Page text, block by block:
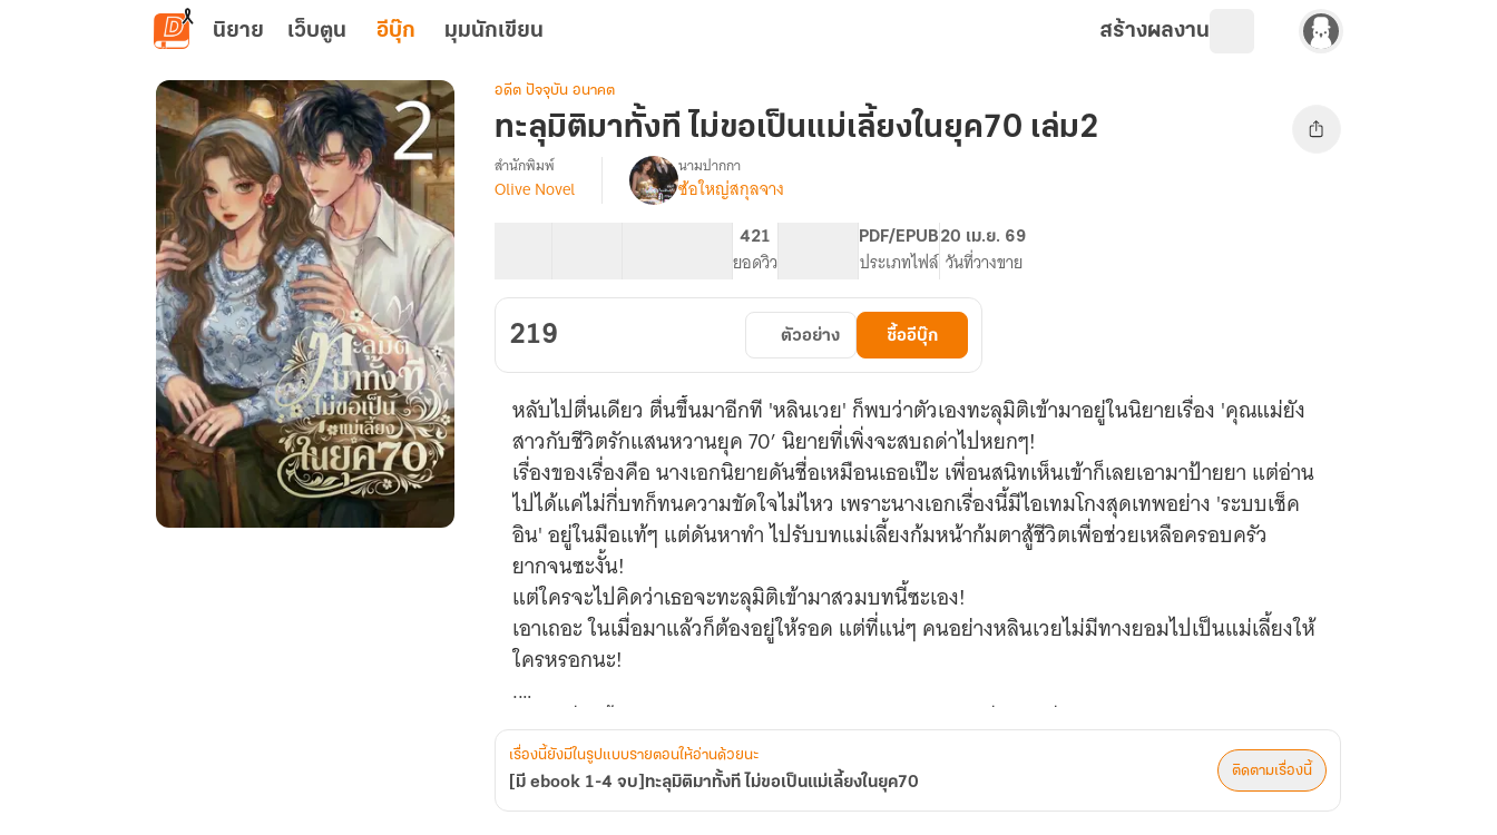
ข้ามไปยังเนื้อหาหลัก
นิยาย เว็บตูน อีบุ๊ก มุมนักเขียน สร้างผลงาน
อดีต ปัจจุบัน อนาคต
ทะลุมิติมาทั้งที ไม่ขอเป็นแม่เลี้ยงในยุค70 เล่ม2
เรื่อง[มี
มิติ
มา
ทั้งที
ไม่
เป็น
แม่
เลี้ยง
ยุค70
สำนักพิมพ์
Olive Novel
นามปากกา
ซ้อใหญ่สกุลจาง
421
ยอดวิว
PDF/EPUB
ประเภทไฟล์
20 เม.ย. 69
วันที่วางขาย
219 ตัวอย่าง ซื้ออีบุ๊ก
หลับไปตื่นเดียว ตื่นขึ้นมาอีกที 'หลินเวย' ก็พบว่าตัวเองทะลุมิติเข้ามาอยู่ในนิยายเรื่อง 'คุณแม่ยัง
สาวกับชีวิตรักแสนหวานยุค 70’ นิยายที่เพิ่งจะสบถด่าไปหยกๆ!
เรื่องของเรื่องคือ นางเอกนิยายดันชื่อเหมือนเธอเป๊ะ เพื่อนสนิทเห็นเข้าก็เลยเอามาป้ายยา แต่อ่าน
ไปได้แค่ไม่กี่บทก็ทนความขัดใจไม่ไหว เพราะนางเอกเรื่องนี้มีไอเทมโกงสุดเทพอย่าง 'ระบบเช็ค
อิน' อยู่ในมือแท้ๆ แต่ดันหาทำ ไปรับบทแม่เลี้ยงก้มหน้าก้มตาสู้ชีวิตเพื่อช่วยเหลือครอบครัว
ยากจนซะงั้น!
แต่ใครจะไปคิดว่าเธอจะทะลุมิติเข้ามาสวมบทนี้ซะเอง!
เอาเถอะ ในเมื่อมาแล้วก็ต้องอยู่ให้รอด แต่ที่แน่ๆ คนอย่างหลินเวยไม่มีทางยอมไปเป็นแม่เลี้ยงให้
ใครหรอกนะ!
.
นิยายเรื่องนี้นางเอกกับพระเอกในนิยายต้นฉบับไม่ค่อยมีเรื่องให้เกี่ยวข้องกันเท่าไหร่นะคะ พระเอก
ตัวจริงโผล่มาหลังๆ เลย
นิยายเน้นพัฒนาการการเติบโตของนางเอกเป็นหลัก ส่วนพระเอกเป็นตัวซัพพอร์ตค่ะ มาเอาใจช่วย
กันว่าหลินเวยจะเปลี่ยนชะตาชีวิตไปมากน้อยแค่ไหน
เรื่องนี้ยังมีในรูปแบบรายตอนให้อ่านด้วยนะ
[มี ebook 1-4 จบ]ทะลุมิติมาทั้งที ไม่ขอเป็นแม่เลี้ยงในยุค70
ติดตามเรื่องนี้